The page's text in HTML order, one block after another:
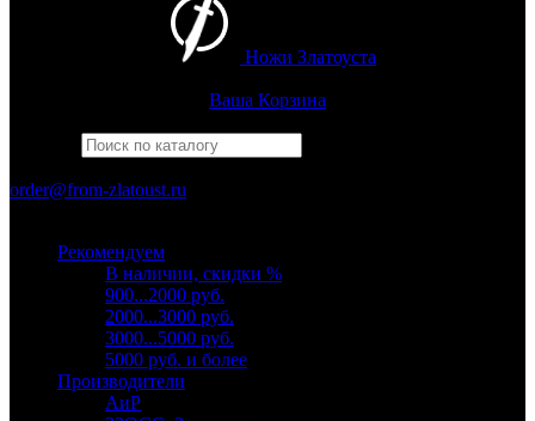
Ножи Златоуста
Ваша Корзина
order@from-zlatoust.ru
Рекомендуем
В наличии, скидки %
900...2000 руб.
2000...3000 руб.
3000...5000 руб.
5000 руб. и более
Производители
АиР